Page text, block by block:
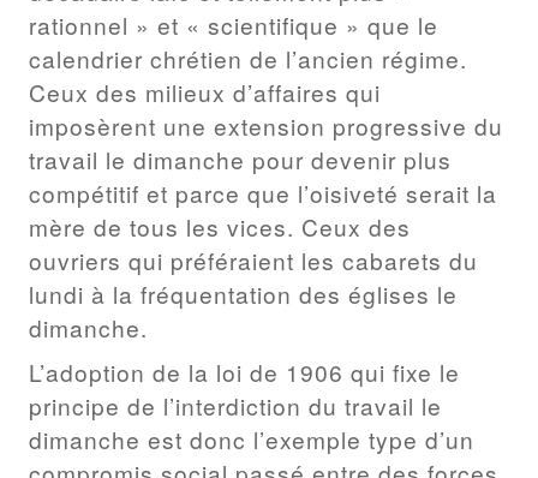
rationnel » et « scientifique » que le
calendrier chrétien de l’ancien régime.
Ceux des milieux d’affaires qui
imposèrent une extension progressive du
travail le dimanche pour devenir plus
compétitif et parce que l’oisiveté serait la
mère de tous les vices. Ceux des
ouvriers qui préféraient les cabarets du
lundi à la fréquentation des églises le
dimanche.
L’adoption de la loi de 1906 qui fixe le
principe de l’interdiction du travail le
dimanche est donc l’exemple type d’un